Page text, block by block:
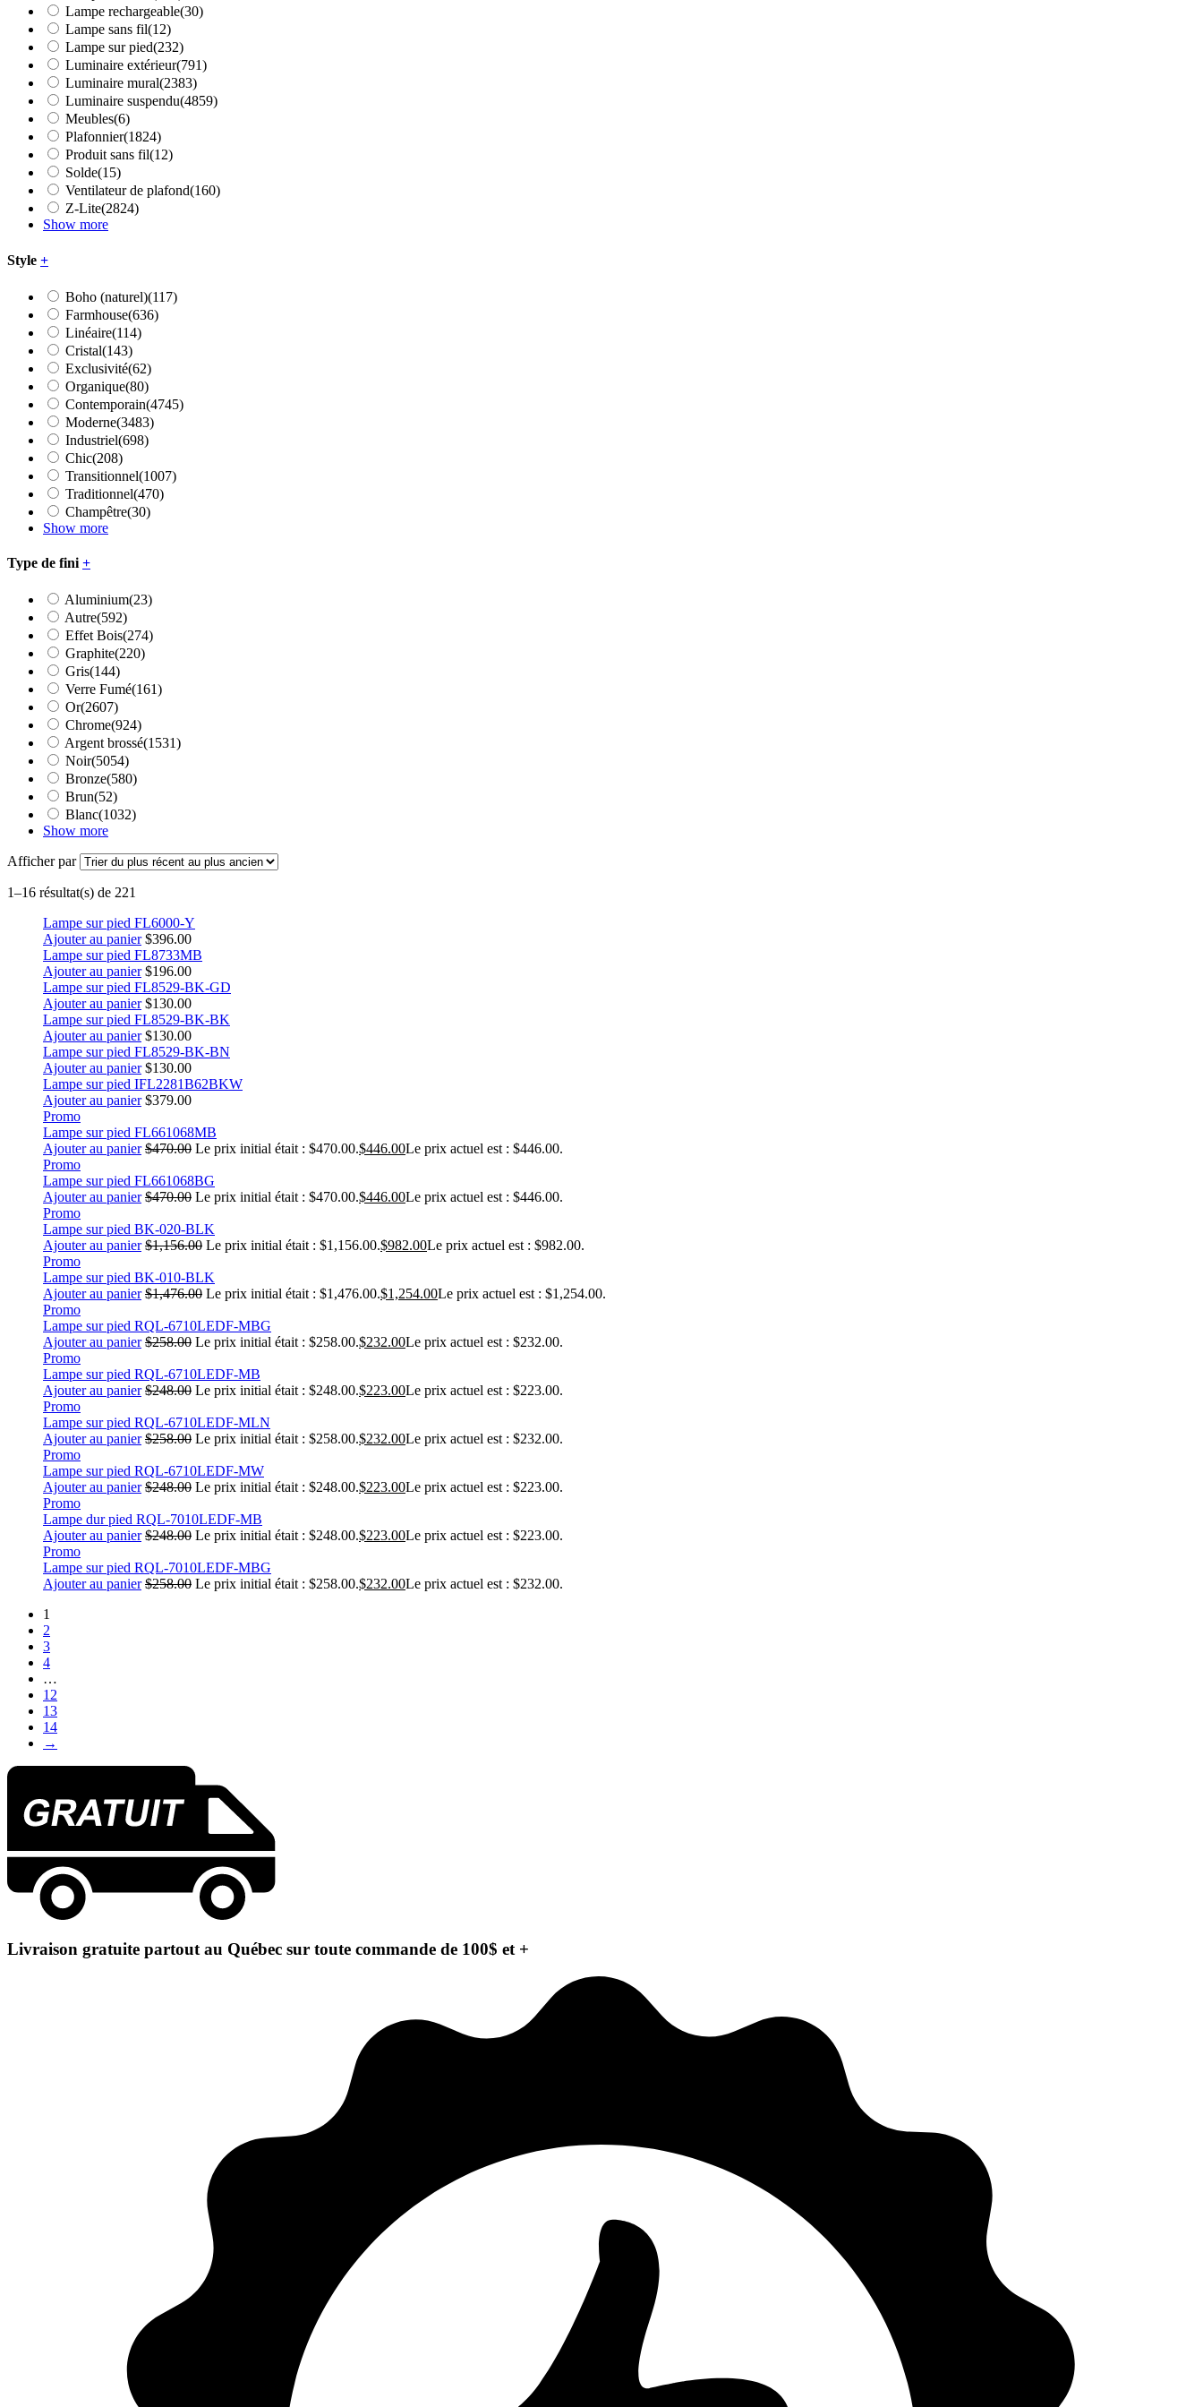
Lampe rechargeable(30)
Lampe sans fil(12)
Lampe sur pied(232)
Luminaire extérieur(791)
Luminaire mural(2383)
Luminaire suspendu(4859)
Meubles(6)
Plafonnier(1824)
Produit sans fil(12)
Solde(15)
Ventilateur de plafond(160)
Z-Lite(2824)
Show more
Style +
Boho (naturel)(117)
Farmhouse(636)
Linéaire(114)
Cristal(143)
Exclusivité(62)
Organique(80)
Contemporain(4745)
Moderne(3483)
Industriel(698)
Chic(208)
Transitionnel(1007)
Traditionnel(470)
Champêtre(30)
Show more
Type de fini +
Aluminium(23)
Autre(592)
Effet Bois(274)
Graphite(220)
Gris(144)
Verre Fumé(161)
Or(2607)
Chrome(924)
Argent brossé(1531)
Noir(5054)
Bronze(580)
Brun(52)
Blanc(1032)
Show more
Afficher par
1–16 résultat(s) de 221
Lampe sur pied FL6000-Y
Ajouter au panier $396.00
Lampe sur pied FL8733MB
Ajouter au panier $196.00
Lampe sur pied FL8529-BK-GD
Ajouter au panier $130.00
Lampe sur pied FL8529-BK-BK
Ajouter au panier $130.00
Lampe sur pied FL8529-BK-BN
Ajouter au panier $130.00
Lampe sur pied IFL2281B62BKW
Ajouter au panier $379.00
Promo
Lampe sur pied FL661068MB
Ajouter au panier $470.00 Le prix initial était : $470.00.$446.00Le prix actuel est : $446.00.
Promo
Lampe sur pied FL661068BG
Ajouter au panier $470.00 Le prix initial était : $470.00.$446.00Le prix actuel est : $446.00.
Promo
Lampe sur pied BK-020-BLK
Ajouter au panier $1,156.00 Le prix initial était : $1,156.00.$982.00Le prix actuel est : $982.00.
Promo
Lampe sur pied BK-010-BLK
Ajouter au panier $1,476.00 Le prix initial était : $1,476.00.$1,254.00Le prix actuel est : $1,254.00.
Promo
Lampe sur pied RQL-6710LEDF-MBG
Ajouter au panier $258.00 Le prix initial était : $258.00.$232.00Le prix actuel est : $232.00.
Promo
Lampe sur pied RQL-6710LEDF-MB
Ajouter au panier $248.00 Le prix initial était : $248.00.$223.00Le prix actuel est : $223.00.
Promo
Lampe sur pied RQL-6710LEDF-MLN
Ajouter au panier $258.00 Le prix initial était : $258.00.$232.00Le prix actuel est : $232.00.
Promo
Lampe sur pied RQL-6710LEDF-MW
Ajouter au panier $248.00 Le prix initial était : $248.00.$223.00Le prix actuel est : $223.00.
Promo
Lampe dur pied RQL-7010LEDF-MB
Ajouter au panier $248.00 Le prix initial était : $248.00.$223.00Le prix actuel est : $223.00.
Promo
Lampe sur pied RQL-7010LEDF-MBG
Ajouter au panier $258.00 Le prix initial était : $258.00.$232.00Le prix actuel est : $232.00.
1
2
3
4
…
12
13
14
→
Livraison gratuite partout au Québec sur toute commande de 100$ et +